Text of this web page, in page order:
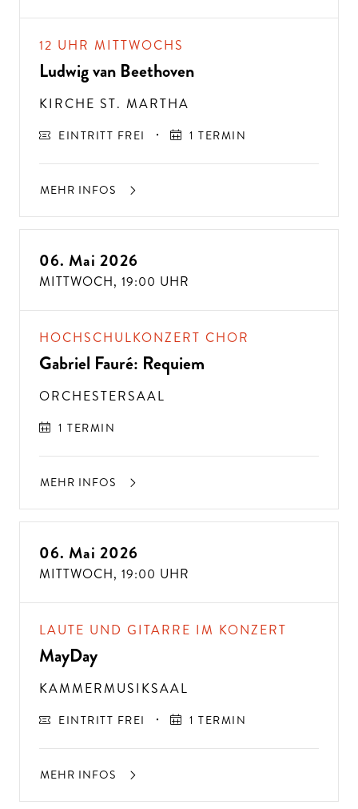
12 UHR MITTWOCHS
Ludwig van Beethoven
KIRCHE ST. MARTHA
EINTRITT FREI 1 TERMIN
MEHR INFOS
06. Mai 2026
MITTWOCH, 19:00 UHR
HOCHSCHULKONZERT CHOR
Gabriel Fauré: Requiem
ORCHESTERSAAL
1 TERMIN
MEHR INFOS
06. Mai 2026
MITTWOCH, 19:00 UHR
LAUTE UND GITARRE IM KONZERT
MayDay
KAMMERMUSIKSAAL
EINTRITT FREI 1 TERMIN
MEHR INFOS